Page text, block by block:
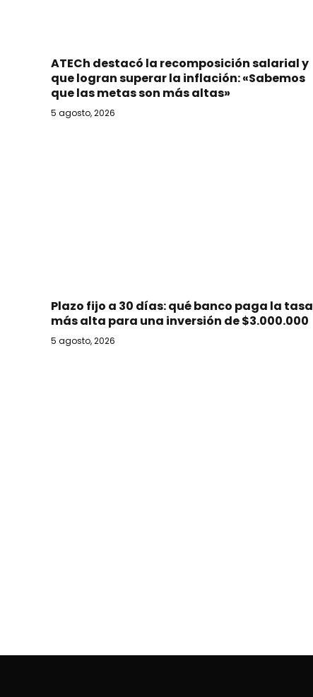
ATECh destacó la recomposición salarial y
que logran superar la inflación: «Sabemos
que las metas son más altas»
5 agosto, 2026
Plazo fijo a 30 días: qué banco paga la tasa
más alta para una inversión de $3.000.000
5 agosto, 2026